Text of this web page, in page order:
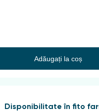
Adăugați la coș
Disponibilitate în fito